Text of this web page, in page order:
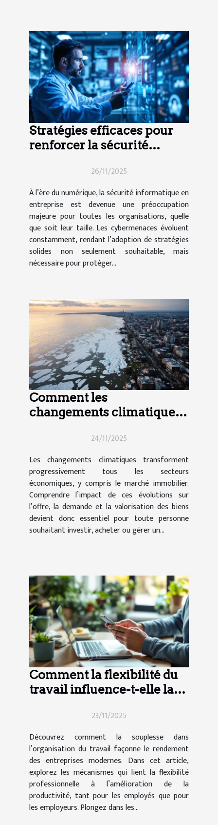
Stratégies efficaces pour
renforcer la sécurité
26/11/2025
À l’ère du numérique, la sécurité informatique en
entreprise est devenue une préoccupation
majeure pour toutes les organisations, quelle
que soit leur taille. Les cybermenaces évoluent
constamment, rendant l’adoption de stratégies
solides non seulement souhaitable, mais
nécessaire pour protéger...
Comment les
changements climatiques
immobilier ?24/11/2025
Les changements climatiques transforment
progressivement tous les secteurs
économiques, y compris le marché immobilier.
Comprendre l’impact de ces évolutions sur
l’offre, la demande et la valorisation des biens
devient donc essentiel pour toute personne
souhaitant investir, acheter ou gérer un...
Comment la flexibilité du
travail influence-t-elle la
23/11/2025
Découvrez comment la souplesse dans
l’organisation du travail façonne le rendement
des entreprises modernes. Dans cet article,
explorez les mécanismes qui lient la flexibilité
professionnelle à l’amélioration de la
productivité, tant pour les employés que pour
les employeurs. Plongez dans les...